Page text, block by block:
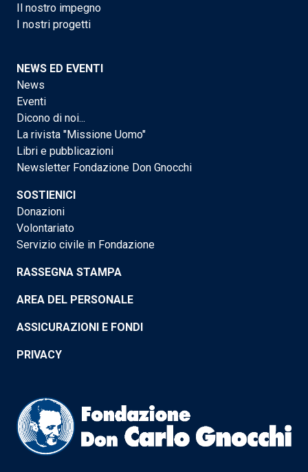
Il nostro impegno
I nostri progetti
NEWS ED EVENTI
News
Eventi
Dicono di noi...
La rivista "Missione Uomo"
Libri e pubblicazioni
Newsletter Fondazione Don Gnocchi
SOSTIENICI
Donazioni
Volontariato
Servizio civile in Fondazione
RASSEGNA STAMPA
AREA DEL PERSONALE
ASSICURAZIONI E FONDI
PRIVACY